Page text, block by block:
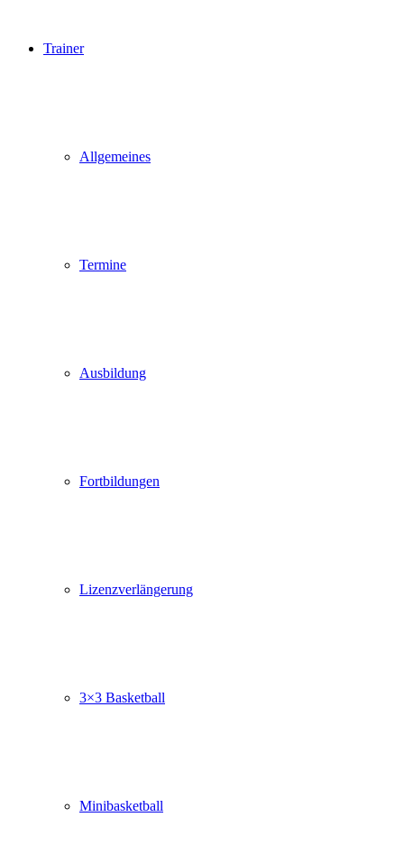
Trainer
Allgemeines
Termine
Ausbildung
Fortbildungen
Lizenzverlängerung
3×3 Basketball
Minibasketball